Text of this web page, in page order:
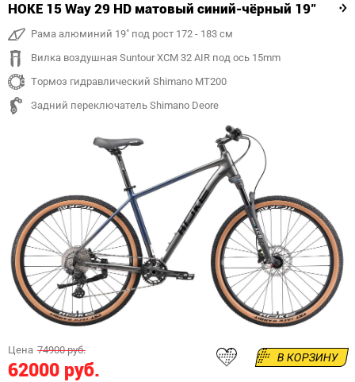
HOKE 15 Way 29 HD матовый синий-чёрный 19"
Рама алюминий 19" под рост 172 - 183 см
Вилка воздушная Suntour XCM 32 AIR под ось 15mm
Тормоз гидравлический Shimano MT200
Задний переключатель Shimano Deore
Цена 74900 руб.
62000 руб.
В КОРЗИНУ